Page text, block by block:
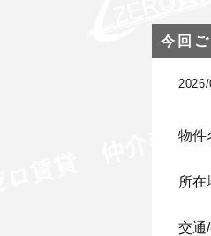
今回
物件
所在
交通